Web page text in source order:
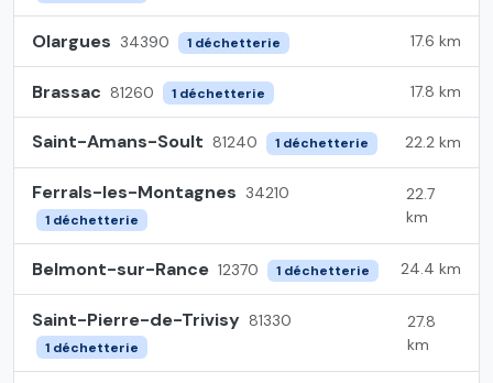
Olargues 34390 1 déchetterie 17.6 km
Brassac 81260 1 déchetterie 17.8 km
Saint-Amans-Soult 81240 1 déchetterie 22.2 km
Ferrals-les-Montagnes 34210
1 déchetterie
22.7
km
Belmont-sur-Rance 12370 1 déchetterie 24.4 km
Saint-Pierre-de-Trivisy 81330
1 déchetterie
27.8
km